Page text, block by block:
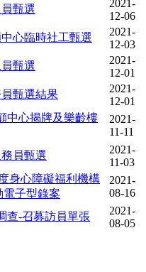
甄選
2021-
12-06
心臨時社工甄選
2021-
12-03
甄選
2021-
12-01
甄選結果
2021-
12-01
中心揭牌及樂齡樓
2021-
11-11
員甄選
2021-
11-03
身心障礙福利機構
電子型錄案
2021-
08-16
查-召募訪員單張
2021-
08-05